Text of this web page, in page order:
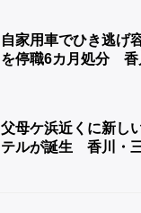
自家用車でひき逃げ
を停職6カ月処分 香
父母ケ浜近くに新し
テルが誕生 香川・